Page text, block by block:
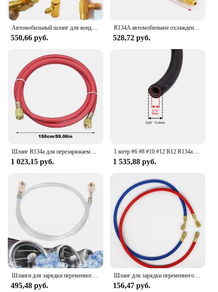
550,66 руб.
R134A автомобильное охлаждение, кондиционер, диагностика давления в коллекторе переменного тока, фотоинструмент с шаровым клапаном, комплект трубок триколор
528,72 руб.
1 023,15 руб. 1 535,88 руб.
495,48 руб.
Шланг для зарядки переменного тока, 90 см, шланг для зарядки для кондиционера и хладагента для R134A R12 R22 R502, фотографический набор (2 шт.)
156,47 руб.